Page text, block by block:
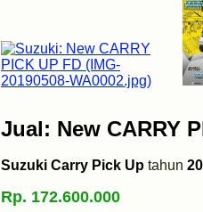
Jual: New CARRY
Suzuki Carry Pick Up tahun
Rp. 172.600.000